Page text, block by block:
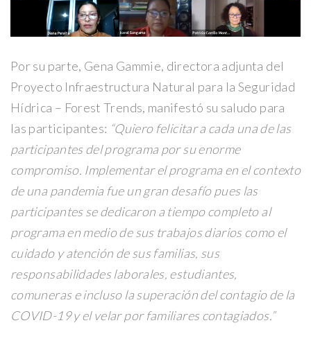
Por su parte, Gena Gammie, directora adjunta del
Proyecto Infraestructura Natural para la Seguridad
Hídrica – Forest Trends, manifestó su saludo para
las participantes: “Quiero felicitar a cada una de las
participantes del programa por su enorme
compromiso. Implementar el programa en el contexto
de una pandemia fue un gran desafío pues las
participantes se dedicaron a tiempo completo al
programa en medio de sus trabajos diarios como el
cuidado y atención de sus familias, sus
responsabilidades laborales, estudiantes,
comuneras e incluso la superación del contagio de la
COVID-19 y el velar por familiares contagiados.”